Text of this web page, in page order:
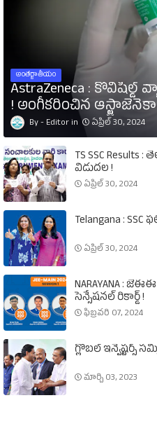
అంతర్జాతీయం
AstraZeneca : కోవిషీల్డ్‌
! అంగీకరించిన
Editor ఏప్రిల్ 30, 2024
TS SSC
విడుదల !
ఏప్రిల్ 30, 2024
Telangana :
ఏప్రిల్ 30, 2024
NARAYANA
సెన్సేషనల్‌ రికార్డ్‌ !
ఫిబ్రవరి 07, 2024
గ్లోబల్‌ ఇన్వెష్టర్స్‌
మార్చి 03, 2023